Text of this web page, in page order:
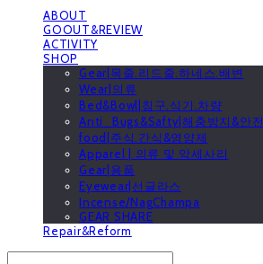
ABOUT
GOOUT&REVIEW
ACTIVITY
SHOP
Gear|목줄.리드줄.하네스.배변
Wear|의류
Bed&Bowl|침구.식기.차량
Anti_Bugs&Safty|해충방지&안전
food|주식.간식&영양제
Apparel | 의류 및 악세사리
Gear|용품
Eyewear|선글라스
Incense/NagChampa
GEAR SHARE
Repair&Reform